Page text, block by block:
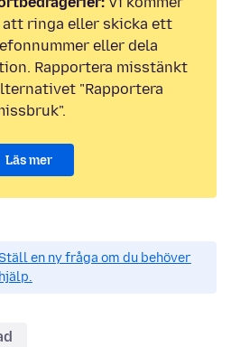
ringa eller skicka ett
eller dela
Rapportera misstänkt
"Rapportera
Läs mer
Ställ en ny fråga om du behöver
hjälp.